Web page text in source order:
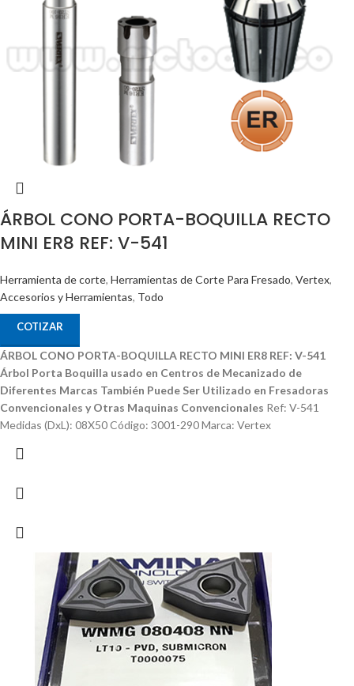
ÁRBOL CONO PORTA-BOQUILLA RECTO
MINI ER8 REF: V-541
Herramienta de corte, Herramientas de Corte Para Fresado, Vertex,
Accesorios y Herramientas, Todo
COTIZAR
ÁRBOL CONO PORTA-BOQUILLA RECTO MINI ER8 REF: V-541
Árbol Porta Boquilla usado en Centros de Mecanizado de
Diferentes Marcas También Puede Ser Utilizado en Fresadoras
Convencionales y Otras Maquinas Convencionales Ref: V-541
Medidas (DxL): 08X50 Código: 3001-290 Marca: Vertex